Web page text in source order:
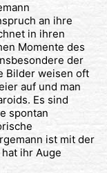
an ihre
in ihren
Momente des
der
Bilder weisen oft
auf und man
Es sind
spontan
ist mit der
ihr Auge